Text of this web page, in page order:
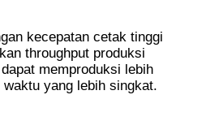
kecepatan cetak tinggi
throughput produksi
memproduksi lebih
yang lebih singkat.